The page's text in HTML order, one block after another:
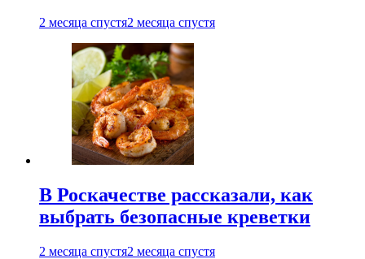
2 месяца спустя2 месяца спустя
В Роскачестве рассказали, как
выбрать безопасные креветки
2 месяца спустя2 месяца спустя